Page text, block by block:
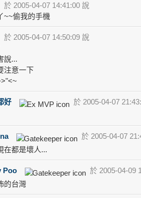
於 2005-04-07 14:41:00 說
~~偷我的手機
於 2005-04-07 14:50:09 說
說...
注意一下
好
於 2005-04-07
於 2005-04-07
在都是壞人...
Poo
於 2005-04-09
的台灣